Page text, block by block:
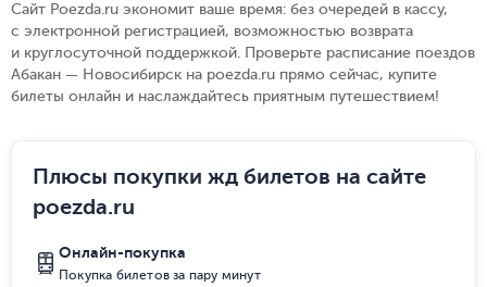
Сайт Poezda.ru экономит ваше время: без очередей в кассу,
с электронной регистрацией, возможностью возврата
и круглосуточной поддержкой. Проверьте расписание поездов
Абакан — Новосибирск на poezda.ru прямо сейчас, купите
билеты онлайн и наслаждайтесь приятным путешествием!
Плюсы покупки жд билетов на сайте
poezda.ru
Онлайн-покупка
Покупка билетов за пару минут